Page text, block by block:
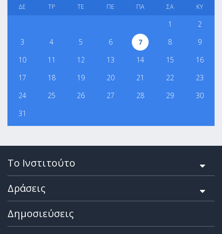
ΔΕ ΤΡ ΤΕ ΠΕ ΠΑ ΣΑ ΚΥ
1
2
3
4 5 6 7 8
9
10
11 12 13 14 15
16
17
18 19 20 21 22
23
24
25 26 27 28 29
30
31
Το Ινστιτούτο
Δράσεις
Δημοσιεύσεις